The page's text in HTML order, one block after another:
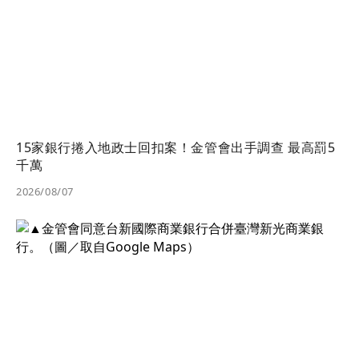
15家銀行捲入地政士回扣案！金管會出手調查 最高罰5
千萬
2026/08/07